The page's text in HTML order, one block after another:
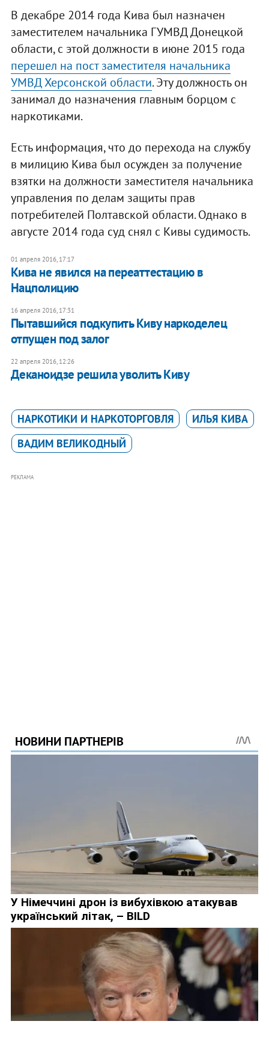
В декабре 2014 года Кива был назначен
заместителем начальника ГУМВД Донецкой
области, с этой должности в июне 2015 года
перешел на пост заместителя начальника
УМВД Херсонской области. Эту должность он
занимал до назначения главным борцом с
наркотиками.
Есть информация, что до перехода на службу
в милицию Кива был осужден за получение
взятки на должности заместителя начальника
управления по делам защиты прав
потребителей Полтавской области. Однако в
августе 2014 года суд снял с Кивы судимость.
01 апреля 2016, 17:17
Кива не явился на переаттестацию в
Нацполицию
16 апреля 2016, 17:31
Пытавшийся подкупить Киву наркоделец
отпущен под залог
22 апреля 2016, 12:26
Деканоидзе решила уволить Киву
НАРКОТИКИ И НАРКОТОРГОВЛЯ
ИЛЬЯ КИВА
ВАДИМ ВЕЛИКОДНЫЙ
РЕКЛАМА